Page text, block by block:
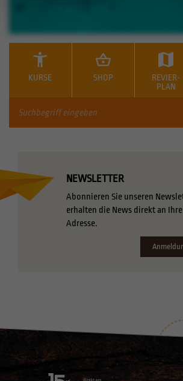
KURSE SHOP
REVIER-
PLAN
NEWSLETTER
Abonnieren Sie unseren
erhalten die News direkt an
Adresse.